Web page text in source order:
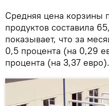
Средняя цена корзины
продуктов составила
показывает, что за
0,5 процента (на 0,29
процента (на 3,37 евро).